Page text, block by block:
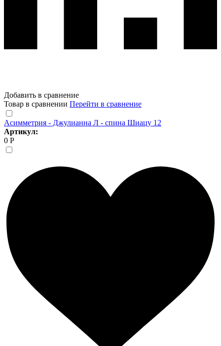
Добавить в сравнение
Товар в сравнении Перейти в сравнение
Асимметрия - Джулианна Л - спина Шиацу 12
Артикул:
0 Р